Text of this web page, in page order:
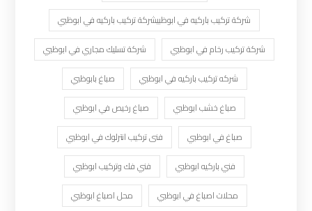
شركة تركيب باركيه في ابوظبيشركة تركيب باركيه في ابوظبي
شركة تركيب رخام في ابوظبي
شركة تسليك مجاري في ابوظبي
شركه تركيب باركيه في ابوظبي
صباغ بابوظبي
صباغ خشب ابوظبي
صباغ رخيص في ابوظبي
صباغ في ابوظبي
فنى تركيب انترلوك في ابوظبي
فني باركيه ابوظبي
فني فك وتركيب ابوظبي
محلات اصباغ في ابوظبي
محل اصباغ ابوظبي